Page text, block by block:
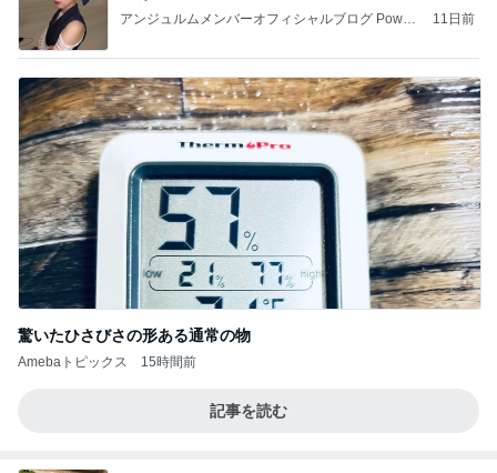
アンジュルムメンバーオフィシャルブログ Power
11日前
驚いたひさびさの形ある通常の物
Amebaトピックス 15時間前
記事を読む